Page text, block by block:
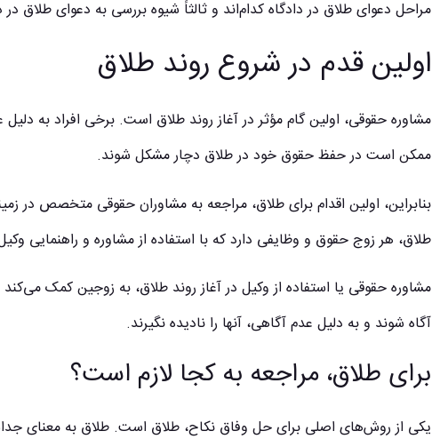
مراحل دعوای طلاق در دادگاه کدام‌اند و ثالثاً شیوه بررسی به دعوای طلاق
اولین قدم در شروع روند طلاق
مشاوره حقوقی، اولین گام مؤثر در آغاز روند طلاق است. برخی افراد به
ممکن است در حفظ حقوق خود در طلاق دچار مشکل شوند.
بنابراین، اولین اقدام برای طلاق، مراجعه به مشاوران حقوقی متخصص در
طلاق، هر زوج حقوق و وظایفی دارد که با استفاده از مشاوره و راهنمایی وکیل
مشاوره حقوقی یا استفاده از وکیل در آغاز روند طلاق، به زوجین کمک
آگاه شوند و به دلیل عدم آگاهی، آنها را نادیده نگیرند.
برای طلاق، مراجعه به کجا لازم است؟
یکی از روش‌های اصلی برای حل وفاق نکاح، طلاق است. طلاق به معنای